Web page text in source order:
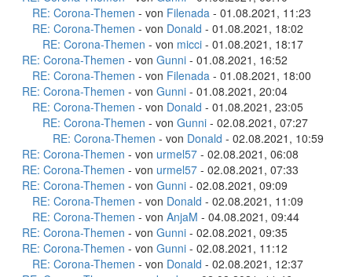
RE: Corona-Themen - von Filenada - 01.08.2021, 11:23
RE: Corona-Themen - von Donald - 01.08.2021, 18:02
RE: Corona-Themen - von micci - 01.08.2021, 18:17
RE: Corona-Themen - von Gunni - 01.08.2021, 16:52
RE: Corona-Themen - von Filenada - 01.08.2021, 18:00
RE: Corona-Themen - von Gunni - 01.08.2021, 20:04
RE: Corona-Themen - von Donald - 01.08.2021, 23:05
RE: Corona-Themen - von Gunni - 02.08.2021, 07:27
RE: Corona-Themen - von Donald - 02.08.2021, 10:59
RE: Corona-Themen - von urmel57 - 02.08.2021, 06:08
RE: Corona-Themen - von urmel57 - 02.08.2021, 07:33
RE: Corona-Themen - von Gunni - 02.08.2021, 09:09
RE: Corona-Themen - von Donald - 02.08.2021, 11:09
RE: Corona-Themen - von AnjaM - 04.08.2021, 09:44
RE: Corona-Themen - von Gunni - 02.08.2021, 09:35
RE: Corona-Themen - von Gunni - 02.08.2021, 11:12
RE: Corona-Themen - von Donald - 02.08.2021, 12:37